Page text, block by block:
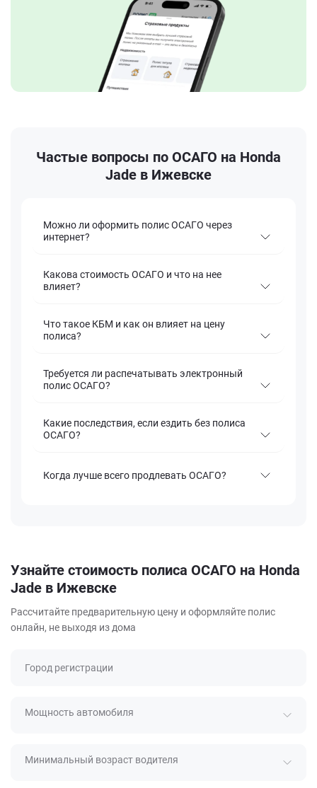
Частые вопросы по ОСАГО на Honda
Jade в Ижевске
Можно ли оформить полис ОСАГО через
интернет?
Какова стоимость ОСАГО и что на нее
влияет?
Что такое КБМ и как он влияет на цену
полиса?
Требуется ли распечатывать электронный
полис ОСАГО?
Какие последствия, если ездить без полиса
ОСАГО?
Когда лучше всего продлевать ОСАГО?
Узнайте стоимость полиса ОСАГО на Honda
Jade в Ижевске
Рассчитайте предварительную цену и оформляйте полис
онлайн, не выходя из дома
Город регистрации
Мощность автомобиля
Минимальный возраст водителя